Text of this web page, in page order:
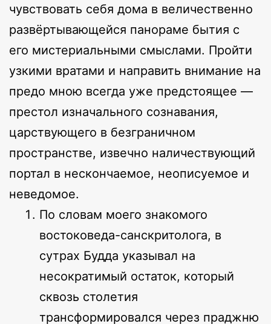
чувствовать себя дома в величественно
развёртывающейся панораме бытия с
его мистериальными смыслами. Пройти
узкими вратами и направить внимание на
предо мною всегда уже предстоящее —
престол изначального сознавания,
царствующего в безграничном
пространстве, извечно наличествующий
портал в нескончаемое, неописуемое и
неведомое.
По словам моего знакомого
востоковеда-санскритолога, в
сутрах Будда указывал на
несократимый остаток, который
сквозь столетия
трансформировался через праджню